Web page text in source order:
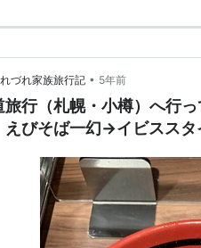
づれ家族旅行記 • 5年前
旅行（札幌・小樽）へ
びそば一幻→イビススタ